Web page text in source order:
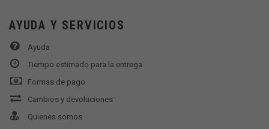
AYUDA Y SERVICIOS
Ayuda
Tiempo estimado para la entrega
Formas de pago
Cambios y devoluciones
Quienes somos